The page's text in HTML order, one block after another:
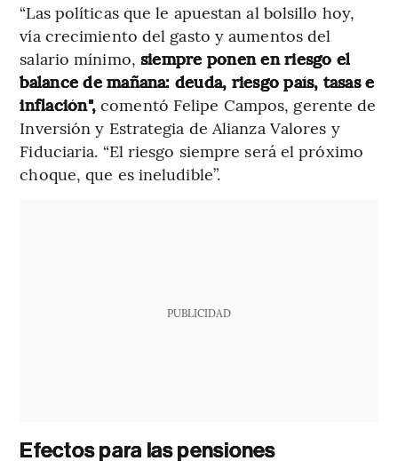
“Las políticas que le apuestan al bolsillo hoy,
vía crecimiento del gasto y aumentos del
salario mínimo, siempre ponen en riesgo el
balance de mañana: deuda, riesgo país, tasas e
inflación", comentó Felipe Campos, gerente de
Inversión y Estrategia de Alianza Valores y
Fiduciaria. “El riesgo siempre será el próximo
choque, que es ineludible”.
PUBLICIDAD
Efectos para las pensiones